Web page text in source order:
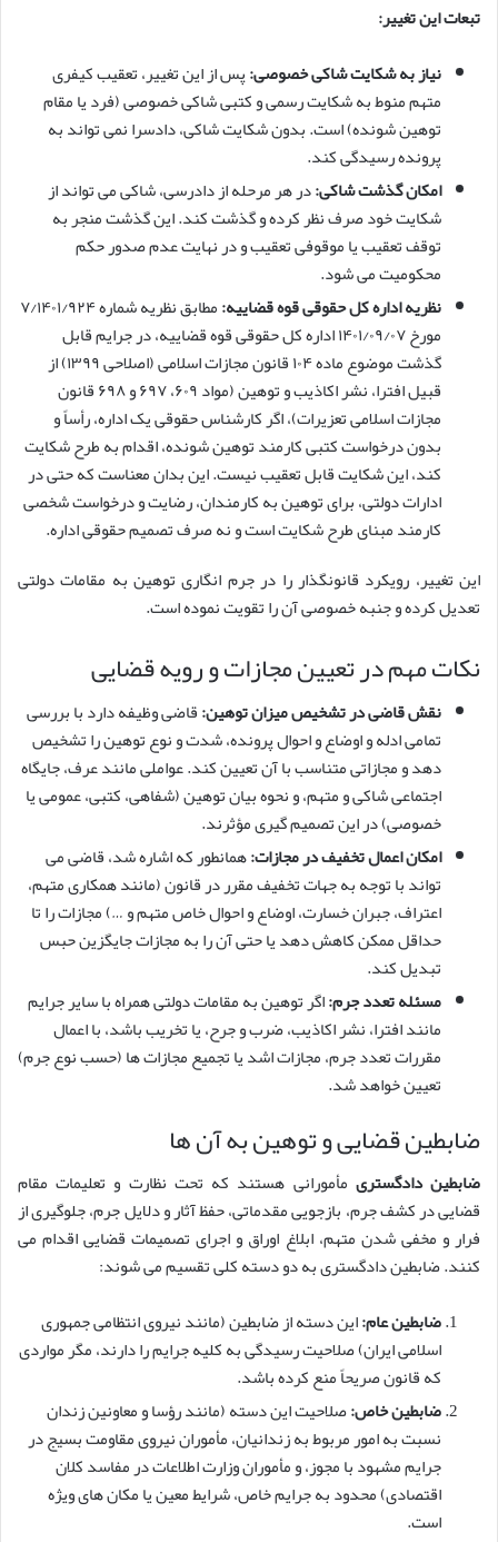
تبعات این تغییر:
نیاز به شکایت شاکی خصوصی:پس از این تغییر، تعقیب کیفری
متهم منوط به شکایت رسمی و کتبی شاکی خصوصی (فرد یا مقام
توهین شونده) است. بدون شکایت شاکی، دادسرا نمی تواند به
پرونده رسیدگی کند.
امکان گذشت شاکی:در هر مرحله از دادرسی، شاکی می تواند از
شکایت خود صرف نظر کرده و گذشت کند. این گذشت منجر به
توقف تعقیب یا موقوفی تعقیب و در نهایت عدم صدور حکم
محکومیت می شود.
نظریه اداره کل حقوقی قوه قضاییه:
مطابق نظریه شماره ۷/۱۴۰۱/۹۲۴
مورخ ۱۴۰۱/۰۹/۰۷ اداره کل حقوقی قوه قضاییه، در جرایم قابل
گذشت موضوع ماده ۱۰۴ قانون مجازات اسلامی (اصلاحی ۱۳۹۹) از
قبیل افترا، نشر اکاذیب و توهین (مواد ۶۰۹، ۶۹۷ و ۶۹۸ قانون
مجازات اسلامی تعزیرات)، اگر کارشناس حقوقی یک اداره، رأساً و
بدون درخواست کتبی کارمند توهین شونده، اقدام به طرح شکایت
کند، این شکایت قابل تعقیب نیست. این بدان معناست که حتی در
ادارات دولتی، برای توهین به کارمندان، رضایت و درخواست شخصی
کارمند مبنای طرح شکایت است و نه صرف تصمیم حقوقی اداره.
این تغییر، رویکرد قانونگذار را در جرم انگاری توهین به مقامات دولتی
تعدیل کرده و جنبه خصوصی آن را تقویت نموده است.
نکات مهم در تعیین مجازات و رویه قضایی
نقش قاضی در تشخیص میزان توهین:قاضی وظیفه دارد با بررسی
تمامی ادله و اوضاع و احوال پرونده، شدت و نوع توهین را تشخیص
دهد و مجازاتی متناسب با آن تعیین کند. عواملی مانند عرف، جایگاه
اجتماعی شاکی و متهم، و نحوه بیان توهین (شفاهی، کتبی، عمومی یا
خصوصی) در این تصمیم گیری مؤثرند.
امکان اعمال تخفیف در مجازات:همانطور که اشاره شد، قاضی می
تواند با توجه به جهات تخفیف مقرر در قانون (مانند همکاری متهم،
اعتراف، جبران خسارت، اوضاع و احوال خاص متهم و …) مجازات را تا
حداقل ممکن کاهش دهد یا حتی آن را به مجازات جایگزین حبس
تبدیل کند.
مسئله تعدد جرم:اگر توهین به مقامات دولتی همراه با سایر جرایم
مانند افترا، نشر اکاذیب، ضرب و جرح، یا تخریب باشد، با اعمال
مقررات تعدد جرم، مجازات اشد یا تجمیع مجازات ها (حسب نوع جرم)
تعیین خواهد شد.
ضابطین قضایی و توهین به آن ها
ضابطین دادگستری مأمورانی هستند که تحت نظارت و تعلیمات مقام
قضایی در کشف جرم، بازجویی مقدماتی، حفظ آثار و دلایل جرم، جلوگیری از
فرار و مخفی شدن متهم، ابلاغ اوراق و اجرای تصمیمات قضایی اقدام می
کنند. ضابطین دادگستری به دو دسته کلی تقسیم می شوند:
ضابطین عام:این دسته از ضابطین (مانند نیروی انتظامی جمهوری
اسلامی ایران) صلاحیت رسیدگی به کلیه جرایم را دارند، مگر مواردی
که قانون صریحاً منع کرده باشد.
ضابطین خاص:صلاحیت این دسته (مانند رؤسا و معاونین زندان
نسبت به امور مربوط به زندانیان، مأموران نیروی مقاومت بسیج در
جرایم مشهود با مجوز، و مأموران وزارت اطلاعات در مفاسد کلان
اقتصادی) محدود به جرایم خاص، شرایط معین یا مکان های ویژه
است.